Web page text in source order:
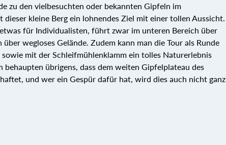
zu den vielbesuchten oder bekannten Gipfeln im
kleine Berg ein lohnendes Ziel mit einer tollen Aussicht.
für Individualisten, führt zwar im unteren Bereich über
wegloses Gelände. Zudem kann man die Tour als Runde
mit der Schleifmühlenklamm ein tolles Naturerlebnis
behaupten übrigens, dass dem weiten Gipfelplateau des
und wer ein Gespür dafür hat, wird dies auch nicht ganz